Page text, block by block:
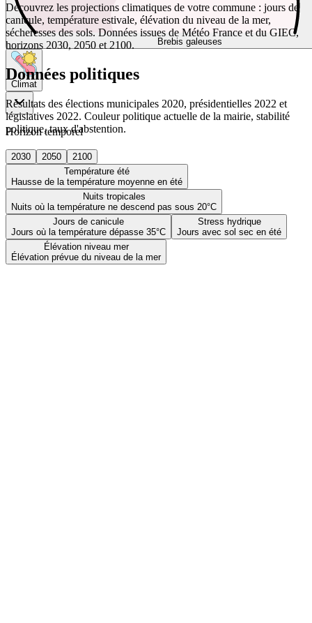
Brebis galeuses
Climat
Horizon temporel
2030 2050
2100
Température été
Hausse de la température moyenne en été
Nuits tropicales
Nuits où la température ne descend pas sous 20°C
Jours de canicule
Jours où la température dépasse 35°C
Stress hydrique
Jours avec sol sec en été
Élévation niveau mer
Élévation prévue du niveau de la mer
Découvrez les projections climatiques de votre commune : jours de
canicule, température estivale, élévation du niveau de la mer,
sécheresses des sols. Données issues de Météo France et du GIEC,
horizons 2030, 2050 et 2100.
Données politiques
Résultats des élections municipales 2020, présidentielles 2022 et
législatives 2022. Couleur politique actuelle de la mairie, stabilité
politique, taux d'abstention.